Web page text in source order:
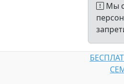
Мы